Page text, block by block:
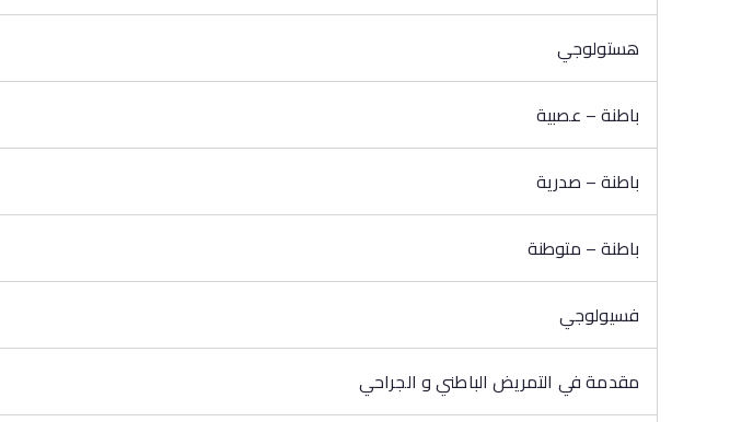
هستولوجي
باطنة – عصبية
باطنة – صدرية
باطنة – متوطنة
فسيولوجي
مقدمة في التمريض الباطني و الجراحي